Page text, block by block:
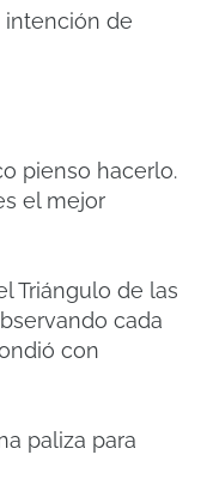
intención de
pienso hacerlo.
el mejor
Triángulo de las
cada
con
paliza para